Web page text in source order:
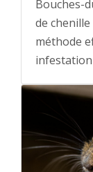
Bouches-
de
méthode